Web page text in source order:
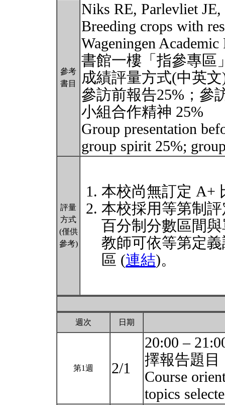
參考
書目
Niks RE, Parlevliet
Breeding crops with
Wageningen
書館一樓「指參專區
成績評量方式(中英
參訪前報告25%；參
小組合作精神 25%
Group presentation
group spirit 25%;
評量
方式
(僅供
參考)
本校尚無訂定 A+
本校採用等第制
百分制分數區間
教師可依等第定
區 (連結)。
週次 日期
第1週 2/1
20:00 –
擇報告題目
Course
topics